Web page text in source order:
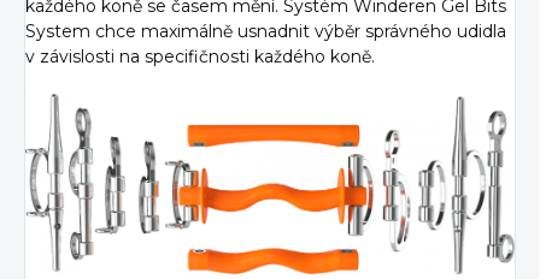
každého koně se časem mění. Systém Winderen Gel Bits
System chce maximálně usnadnit výběr správného udidla
v závislosti na specifičnosti každého koně.